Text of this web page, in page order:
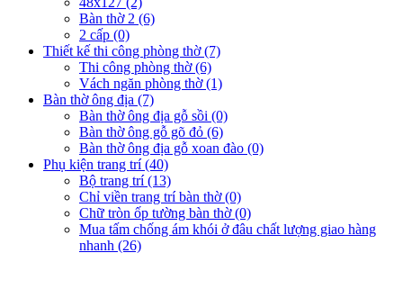
Bàn thờ 2 (6)
2 cấp (0)
Thiết kế thi công phòng thờ (7)
Thi công phòng thờ (6)
Vách ngăn phòng thờ (1)
Bàn thờ ông địa (7)
Bàn thờ ông địa gỗ sồi (0)
Bàn thờ ông gỗ gõ đỏ (6)
Bàn thờ ông địa gỗ xoan đào (0)
Phụ kiện trang trí (40)
Bộ trang trí (13)
Chỉ viền trang trí bàn thờ (0)
Chữ tròn ốp tường bàn thờ (0)
Mua tấm chống ám khói ở đâu chất lượng giao hàng
nhanh (26)